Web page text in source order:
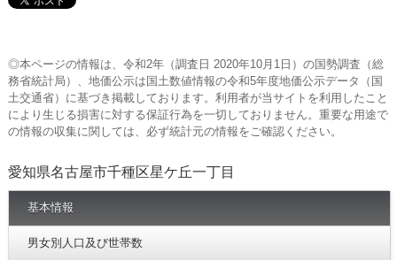
◎本ページの情報は、令和2年（調査日 2020年10月1日）の国勢調査（総
務省統計局）、地価公示は国土数値情報の令和5年度地価公示データ（国
土交通省）に基づき掲載しております。利用者が当サイトを利用したこと
により生じる損害に対する保証行為を一切しておりません。重要な用途で
の情報の収集に関しては、必ず統計元の情報をご確認ください。
愛知県名古屋市千種区星ケ丘一丁目
基本情報
男女別人口及び世帯数